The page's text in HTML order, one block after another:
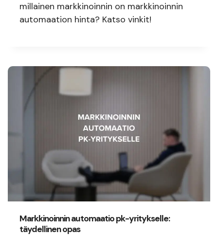
millainen markkinoinnin on markkinoinnin
automaation hinta? Katso vinkit!
Markkinoinnin automaatio pk-yritykselle:
täydellinen opas